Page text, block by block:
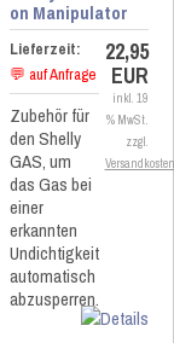
on Manipulator
Lieferzeit:
💬 auf Anfrage
Zubehör für
den Shelly
GAS, um
das Gas bei
einer
erkannten
Undichtigkeit
automatisch
abzusperren.
22,95
EUR
inkl. 19
% MwSt.
zzgl.
Versandkosten